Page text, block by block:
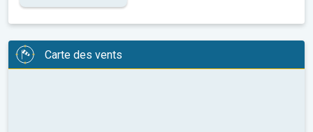
Carte des vents